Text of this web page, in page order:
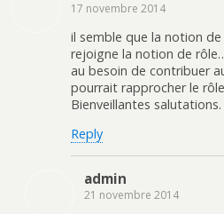
17 novembre 2014
il semble que la notion
rejoigne la notion de
au besoin de contribuer
pourrait rapprocher le
Bienveillantes salutations.
Reply
admin
21 novembre 2014